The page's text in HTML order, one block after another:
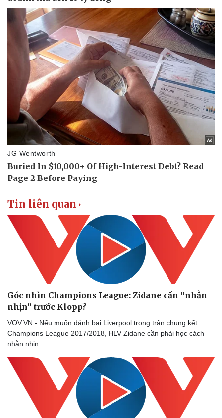
Tin liên quan
Góc nhìn Champions League: Zidane cần “nhẫn
nhịn” trước Klopp?
VOV.VN - Nếu muốn đánh bại Liverpool trong trận chung kết
Champions League 2017/2018, HLV Zidane cần phải học cách
nhẫn nhịn.